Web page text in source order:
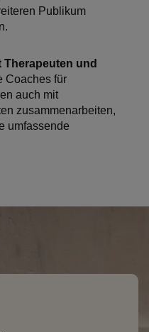
Publikum
und
Coaches für
auch mit
zusammenarbeiten,
umfassende